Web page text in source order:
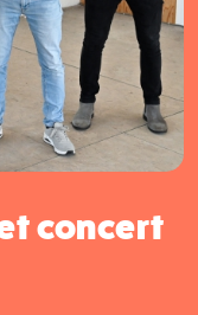
concert